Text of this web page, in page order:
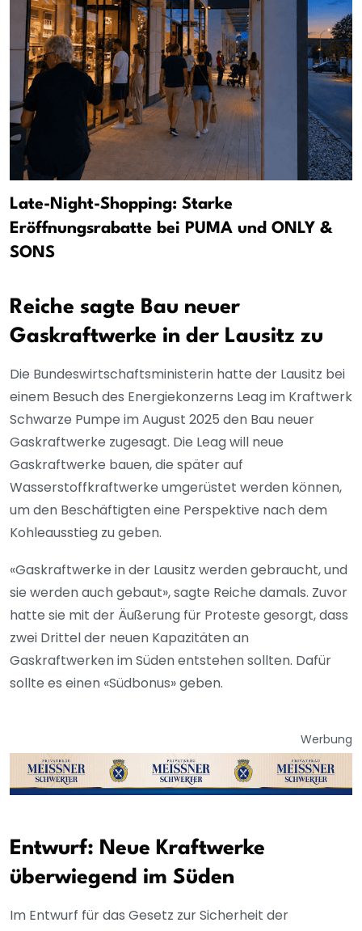
Late-Night-Shopping: Starke
Eröffnungsrabatte bei PUMA und ONLY &
SONS
Reiche sagte Bau neuer
Gaskraftwerke in der Lausitz zu
Die Bundeswirtschaftsministerin hatte der Lausitz bei
einem Besuch des Energiekonzerns Leag im Kraftwerk
Schwarze Pumpe im August 2025 den Bau neuer
Gaskraftwerke zugesagt. Die Leag will neue
Gaskraftwerke bauen, die später auf
Wasserstoffkraftwerke umgerüstet werden können,
um den Beschäftigten eine Perspektive nach dem
Kohleausstieg zu geben.
«Gaskraftwerke in der Lausitz werden gebraucht, und
sie werden auch gebaut», sagte Reiche damals. Zuvor
hatte sie mit der Äußerung für Proteste gesorgt, dass
zwei Drittel der neuen Kapazitäten an
Gaskraftwerken im Süden entstehen sollten. Dafür
sollte es einen «Südbonus» geben.
Werbung
Entwurf: Neue Kraftwerke
überwiegend im Süden
Im Entwurf für das Gesetz zur Sicherheit der